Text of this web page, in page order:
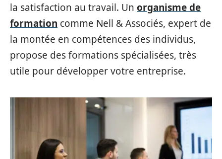
la satisfaction au travail. Un organisme de
formation comme Nell & Associés, expert de
la montée en compétences des individus,
propose des formations spécialisées, très
utile pour développer votre entreprise.